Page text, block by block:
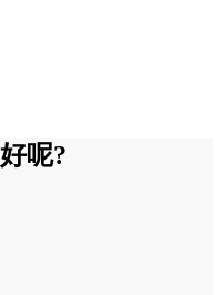
呢?